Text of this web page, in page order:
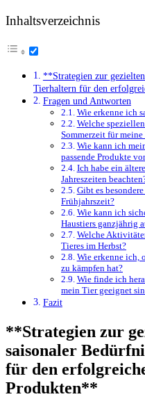
Inhaltsverzeichnis
**Strategien zur
Tierhaltern für den
Fragen und Antworten
Wie erkenne ich
Welche
Sommerzeit für
Wie kann ich​
passende⁢ Produkte
Ich habe ein
Jahreszeiten
Gibt es
Frühjahrszeit?
Wie kann ich
Haustiers ⁤ganzjährig
Welche
Tieres im Herbst?
Wie erkenne ich,
zu kämpfen hat?
Wie finde ich
mein Tier geeignet
Fazit
**Strategien zur
saisonaler
für den
Produkten**